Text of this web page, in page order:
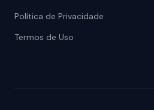
Política de Privacidade
Termos de Uso